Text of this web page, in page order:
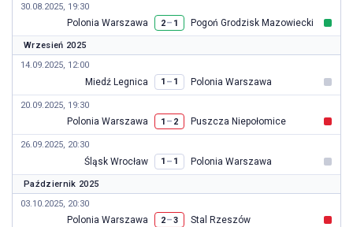
30.08.2025, 19:30
Polonia Warszawa 2– 1 Pogoń Grodzisk Mazowiecki
Wrzesień 2025
14.09.2025, 12:00
Miedź Legnica 1 – 1 Polonia Warszawa
20.09.2025, 19:30
Polonia Warszawa 1 – 2 Puszcza Niepołomice
26.09.2025, 20:30
Śląsk Wrocław 1 – 1 Polonia Warszawa
Październik 2025
03.10.2025, 20:30
Polonia Warszawa 2–3 Stal Rzeszów